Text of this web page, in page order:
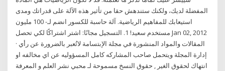
المفضلة لديك، ولكنك ستندهش حقا من تأثير هذه الآلة على قدراتك ومدى
استيعابك للمفاهيم الرياضية. آلة حاسبة للكسور انضم لـ- 100 مليون
مستخدم سعيد! 1. التسجيل مجانًا: اشتر اشتراكًا لكي تحصل Jan 02, 2012
· المقالات والمواد المنشورة في مجلة الإبتسامة لاتُعبر بالضرورة عن رأي
إدارة المجلة ويتحمل صاحب المشاركه كامل المسؤوليه عن اي مخالفه او
انتهاك لحقوق الغير , حقوق النسخ مسموحة لـ محبي نشر العلم و المعرفة